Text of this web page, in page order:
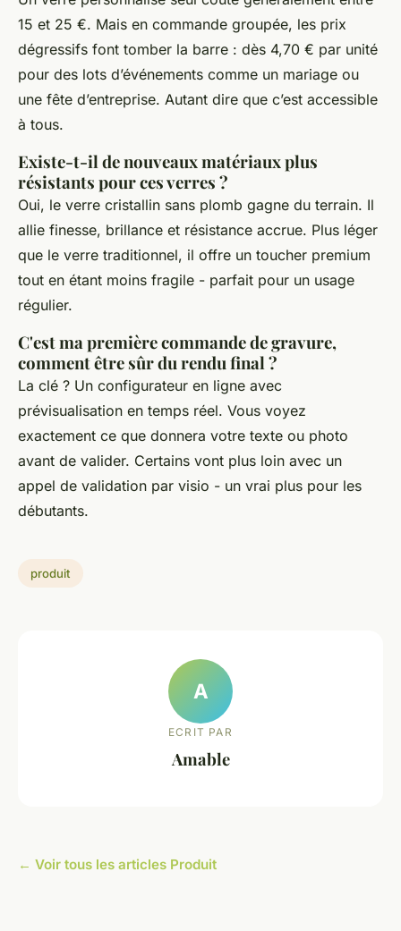
15 et 25 €. Mais en commande groupée, les prix
dégressifs font tomber la barre : dès 4,70 € par unité
pour des lots d’événements comme un mariage ou
une fête d’entreprise. Autant dire que c’est accessible
à tous.
Existe-t-il de nouveaux matériaux plus
résistants pour ces verres ?
Oui, le verre cristallin sans plomb gagne du terrain. Il
allie finesse, brillance et résistance accrue. Plus léger
que le verre traditionnel, il offre un toucher premium
tout en étant moins fragile - parfait pour un usage
régulier.
C'est ma première commande de gravure,
comment être sûr du rendu final ?
La clé ? Un configurateur en ligne avec
prévisualisation en temps réel. Vous voyez
exactement ce que donnera votre texte ou photo
avant de valider. Certains vont plus loin avec un
appel de validation par visio - un vrai plus pour les
débutants.
produit
A
ECRIT PAR
Amable
← Voir tous les articles Produit